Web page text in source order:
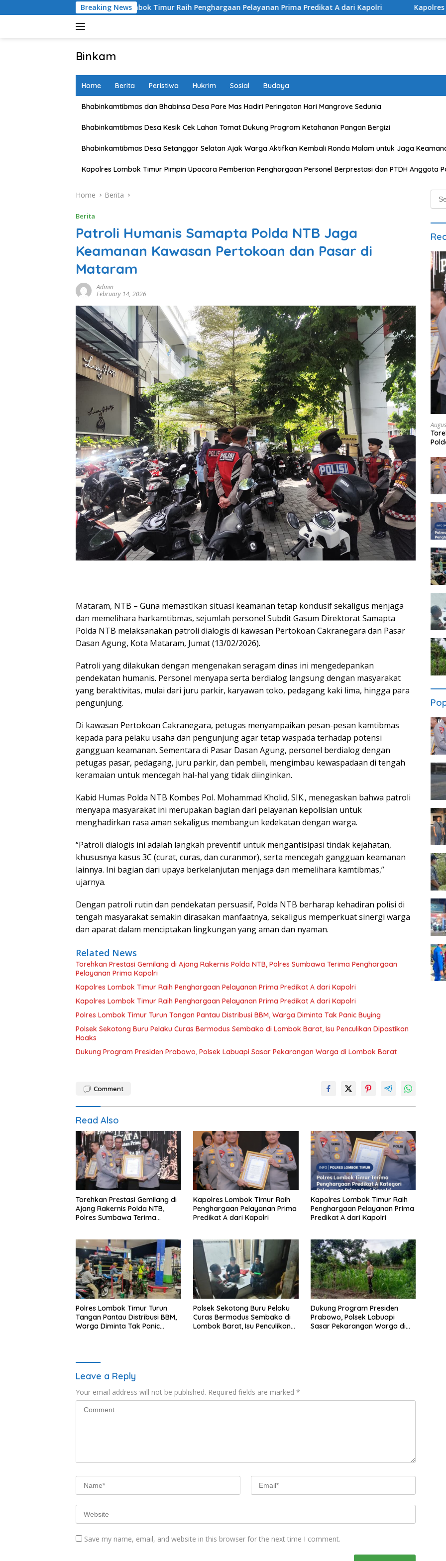
to
Breaking News
Kapolres Lombok Timur Raih Penghargaan Pelayanan Prima Predikat A dari Kapolri Kapolres Lombok Timur
Binkam
Home Berita Peristiwa Hukrim Sosial Budaya
Bhabinkamtibmas dan Bhabinsa Desa Pare Mas Hadiri Peringatan Hari Mangrove Sedunia
Bhabinkamtibmas Desa Kesik Cek Lahan Tomat Dukung Program Ketahanan Pangan Bergizi
Bhabinkamtibmas Desa Setanggor Selatan Ajak Warga Aktifkan Kembali Ronda Malam untuk Jaga
Kapolres Lombok Timur Pimpin Upacara Pemberian Penghargaan Personel Berprestasi dan PTDH Anggota
Home Berita
Berita
Patroli Humanis Samapta Polda NTB Jaga
Keamanan Kawasan Pertokoan dan Pasar di
Mataram
Admin
February 14, 2026
Mataram, NTB – Guna memastikan situasi keamanan tetap kondusif sekaligus menjaga
dan memelihara harkamtibmas, sejumlah personel Subdit Gasum Direktorat Samapta
Polda NTB melaksanakan patroli dialogis di kawasan Pertokoan Cakranegara dan Pasar
Dasan Agung, Kota Mataram, Jumat (13/02/2026).
Patroli yang dilakukan dengan mengenakan seragam dinas ini mengedepankan
pendekatan humanis. Personel menyapa serta berdialog langsung dengan masyarakat
yang beraktivitas, mulai dari juru parkir, karyawan toko, pedagang kaki lima, hingga para
pengunjung.
Di kawasan Pertokoan Cakranegara, petugas menyampaikan pesan-pesan kamtibmas
kepada para pelaku usaha dan pengunjung agar tetap waspada terhadap potensi
gangguan keamanan. Sementara di Pasar Dasan Agung, personel berdialog dengan
petugas pasar, pedagang, juru parkir, dan pembeli, mengimbau kewaspadaan di tengah
keramaian untuk mencegah hal-hal yang tidak diinginkan.
Kabid Humas Polda NTB Kombes Pol. Mohammad Kholid, SIK., menegaskan bahwa patroli
menyapa masyarakat ini merupakan bagian dari pelayanan kepolisian untuk
menghadirkan rasa aman sekaligus membangun kedekatan dengan warga.
“Patroli dialogis ini adalah langkah preventif untuk mengantisipasi tindak kejahatan,
khususnya kasus 3C (curat, curas, dan curanmor), serta mencegah gangguan keamanan
lainnya. Ini bagian dari upaya berkelanjutan menjaga dan memelihara kamtibmas,”
ujarnya.
Dengan patroli rutin dan pendekatan persuasif, Polda NTB berharap kehadiran polisi di
tengah masyarakat semakin dirasakan manfaatnya, sekaligus memperkuat sinergi warga
dan aparat dalam menciptakan lingkungan yang aman dan nyaman.
Related News
Torehkan Prestasi Gemilang di Ajang Rakernis Polda NTB, Polres Sumbawa Terima Penghargaan
Pelayanan Prima Kapolri
Kapolres Lombok Timur Raih Penghargaan Pelayanan Prima Predikat A dari Kapolri
Kapolres Lombok Timur Raih Penghargaan Pelayanan Prima Predikat A dari Kapolri
Polres Lombok Timur Turun Tangan Pantau Distribusi BBM, Warga Diminta Tak Panic Buying
Polsek Sekotong Buru Pelaku Curas Bermodus Sembako di Lombok Barat, Isu Penculikan Dipastikan
Hoaks
Dukung Program Presiden Prabowo, Polsek Labuapi Sasar Pekarangan Warga di Lombok Barat
Comment
Read Also
Torehkan Prestasi Gemilang di
Ajang Rakernis Polda NTB,
Polres Sumbawa Terima
Kapolres Lombok Timur Raih
Penghargaan Pelayanan Prima
Predikat A dari Kapolri
Kapolres Lombok Timur Raih
Penghargaan Pelayanan Prima
Predikat A dari Kapolri
Polres Lombok Timur Turun
Tangan Pantau Distribusi BBM,
Warga Diminta Tak Panic
Polsek Sekotong Buru Pelaku
Curas Bermodus Sembako di
Lombok Barat, Isu Penculikan
Dukung Program Presiden
Prabowo, Polsek Labuapi
Sasar Pekarangan Warga di
Leave a Reply
Your email address will not be published. Required fields are marked *
Save my name, email, and website in this browser for the next time I comment.
for: